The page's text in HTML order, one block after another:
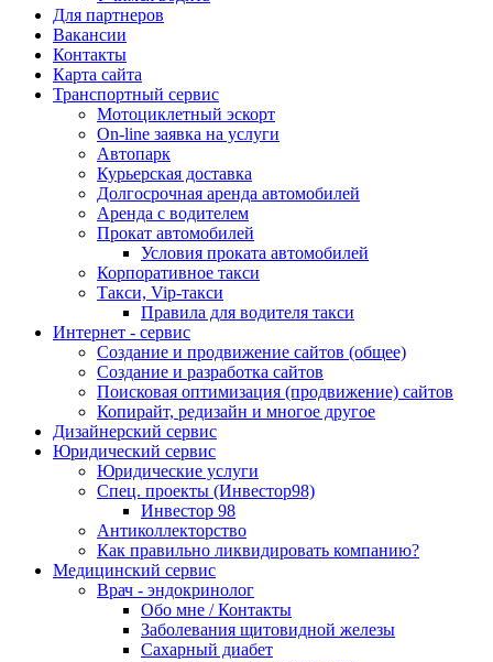
Для партнеров
Вакансии
Контакты
Карта сайта
Транспортный сервис
Мотоциклетный эскорт
On-line заявка на услуги
Автопарк
Курьерская доставка
Долгосрочная аренда автомобилей
Аренда с водителем
Прокат автомобилей
Условия проката автомобилей
Корпоративное такси
Такси, Vip-такси
Правила для водителя такси
Интернет - сервис
Создание и продвижение сайтов (общее)
Создание и разработка сайтов
Поисковая оптимизация (продвижение) сайтов
Копирайт, редизайн и многое другое
Дизайнерский сервис
Юридический сервис
Юридические услуги
Спец. проекты (Инвестор98)
Инвестор 98
Антиколлекторство
Как правильно ликвидировать компанию?
Медицинский сервис
Врач - эндокринолог
Обо мне / Контакты
Заболевания щитовидной железы
Сахарный диабет